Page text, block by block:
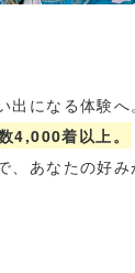
になる体験へ
4,000着以上。
、あなたの好み